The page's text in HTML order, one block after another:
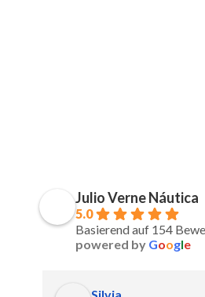
Julio Verne Náutica
5.0
Basierend auf 154
powered by Google